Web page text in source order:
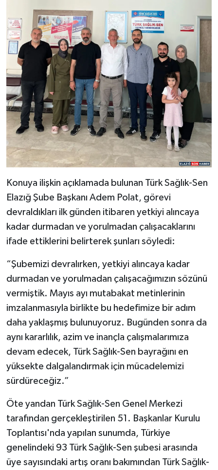
Konuya ilişkin açıklamada bulunan Türk Sağlık-Sen
Elazığ Şube Başkanı Adem Polat, görevi
devraldıkları ilk günden itibaren yetkiyi alıncaya
kadar durmadan ve yorulmadan çalışacaklarını
ifade ettiklerini belirterek şunları söyledi:
“Şubemizi devralırken, yetkiyi alıncaya kadar
durmadan ve yorulmadan çalışacağımızın sözünü
vermiştik. Mayıs ayı mutabakat metinlerinin
imzalanmasıyla birlikte bu hedefimize bir adım
daha yaklaşmış bulunuyoruz. Bugünden sonra da
aynı kararlılık, azim ve inançla çalışmalarımıza
devam edecek, Türk Sağlık-Sen bayrağını en
yüksekte dalgalandırmak için mücadelemizi
sürdüreceğiz.”
Öte yandan Türk Sağlık-Sen Genel Merkezi
tarafından gerçekleştirilen 51. Başkanlar Kurulu
Toplantısı'nda yapılan sunumda, Türkiye
genelindeki 93 Türk Sağlık-Sen şubesi arasında
üye sayısındaki artış oranı bakımından Türk Sağlık-